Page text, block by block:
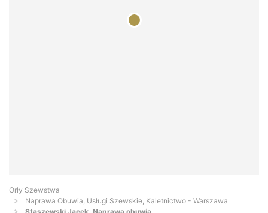
Orły Szewstwa
Naprawa Obuwia, Usługi Szewskie, Kaletnictwo - Warszawa